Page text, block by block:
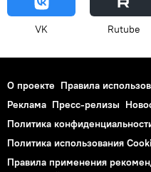
VK Rutube
О проекте Правила
Реклама Пресс-релизы
Политика
Политика использования
Правила применения